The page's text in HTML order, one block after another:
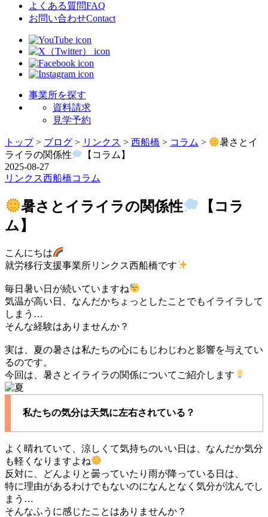
よくある質問FAQ
お問い合わせContact
事業所を探す
資料請求
見学予約
トップ> ブログ > リンクス > 西船橋 > コラム >
暑さとイ
ライラの関係性
【コラム】
2025-08-27
リンクス西船橋コラム
暑さとイライラの関係性
【コラ
ム】
こんにちは
就労移行支援事業所リンクス西船橋です
毎日暑い日が続いていますね
気温が高い日、なんだかちょっとしたことでもイライラして
しまう…
そんな経験はありませんか？
実は、夏の暑さは私たちの心にもじわじわと影響を与えてい
るのです。
今回は、暑さとイライラの関係についてご紹介します
私たちの気分は天気に左右されている？
よく晴れていて、涼しくて気持ちのいい日は、なんだか気分
も軽くなりますよね
反対に、どんよりと曇っていたり雨が降っている日は、
特に理由があるわけでもないのになんとなく気分が沈んでし
まう…
そんなふうに感じたことはありませんか？